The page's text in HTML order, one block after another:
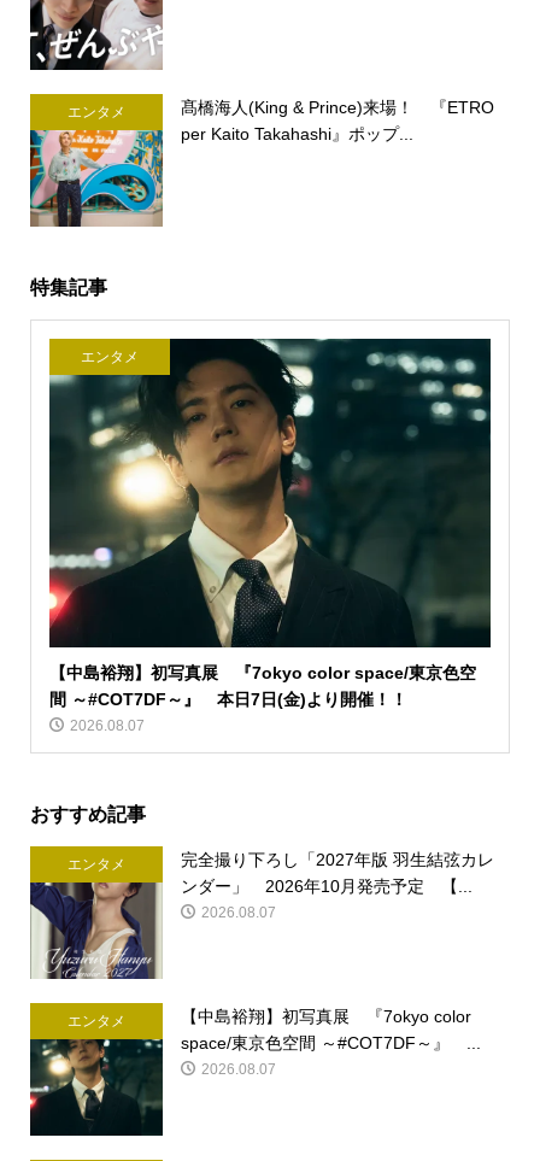
エンタメ
髙橋海人(King & Prince)来場！ 『ETRO
per Kaito Takahashi』ポップ...
特集記事
エンタメ
【中島裕翔】初写真展 『7okyo color space/東京色空
間 ～#COT7DF～』 本日7日(金)より開催！！
2026.08.07
おすすめ記事
エンタメ
完全撮り下ろし「2027年版 羽生結弦カレ
ンダー」 2026年10月発売予定 【...
2026.08.07
エンタメ
【中島裕翔】初写真展 『7okyo color
space/東京色空間 ～#COT7DF～』 ...
2026.08.07